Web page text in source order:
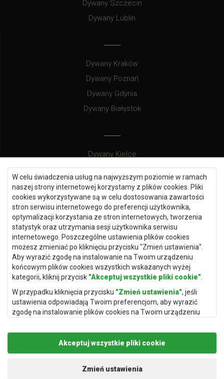
W celu świadczenia usług na najwyższym poziomie w ramach
naszej strony internetowej korzystamy z plików cookies. Pliki
cookies wykorzystywane są w celu dostosowania zawartości
stron serwisu internetowego do preferencji użytkownika,
optymalizacji korzystania ze stron internetowych, tworzenia
statystyk oraz utrzymania sesji użytkownika serwisu
internetowego. Poszczególne ustawienia plików cookies
możesz zmieniać po kliknięciu przycisku "Zmień ustawienia".
Aby wyrazić zgodę na instalowanie na Twoim urządzeniu
końcowym plików cookies wszystkich wskazanych wyżej
kategorii, kliknij przycisk "Akceptuj wszystkie pliki cookie"
W przypadku kliknięcia przycisku "Zmień ustawienia", jeśli
ustawienia odpowiadają Twoim preferencjom, aby wyrazić
zgodę na instalowanie plików cookies na Twoim urządzeniu
"Zapisz i zaakceptuj".
Podstawą przetwarzania danych osobowych, w zakresie w
administratora danych osobowych (Rugito Radosław Bartosik z
Akceptuj wszystkie pliki cookie
Zmień ustawienia
Dywany Szczecin
Dywany Lublin
Dywany Kraków
Dywany Poznań
Dywany Gdynia
Dywany Białystok
Dywany Kielce
Dywany Gdańsk
Dywany Toruń
Dywany Bydgoszcz
Dywany Łódź
Dywany Katowice
Dywany Rzeszów
Dywany Częstochowa
Projekt i realizacja:dimax.pl